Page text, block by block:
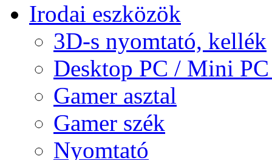
Irodai eszközök
3D-s nyomtató, kellék
Desktop PC / Mini
Gamer asztal
Gamer szék
Nyomtató